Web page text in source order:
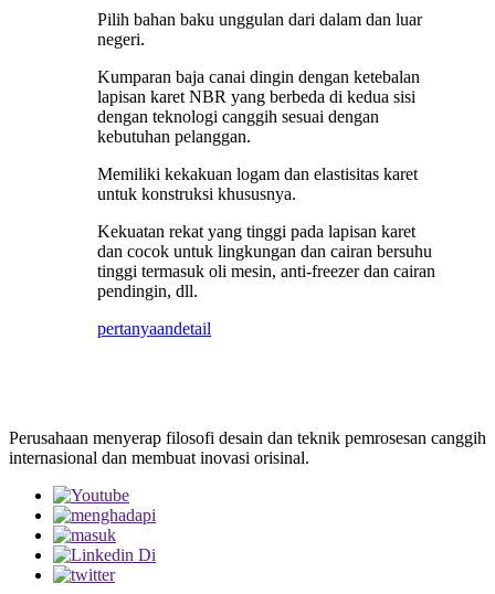
Pilih bahan baku unggulan dari dalam dan luar
negeri.
Kumparan baja canai dingin dengan ketebalan
lapisan karet NBR yang berbeda di kedua sisi
dengan teknologi canggih sesuai dengan
kebutuhan pelanggan.
Memiliki kekakuan logam dan elastisitas karet
untuk konstruksi khususnya.
Kekuatan rekat yang tinggi pada lapisan karet
dan cocok untuk lingkungan dan cairan bersuhu
tinggi termasuk oli mesin, anti-freezer dan cairan
pendingin, dll.
pertanyaandetail
Perusahaan menyerap filosofi desain dan teknik pemrosesan canggih
internasional dan membuat inovasi orisinal.